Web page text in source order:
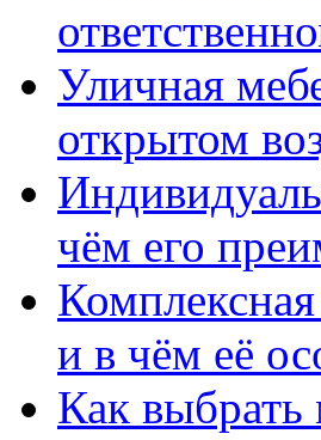
Уличная
открытом
чём его
и в чём её
Как выбрать